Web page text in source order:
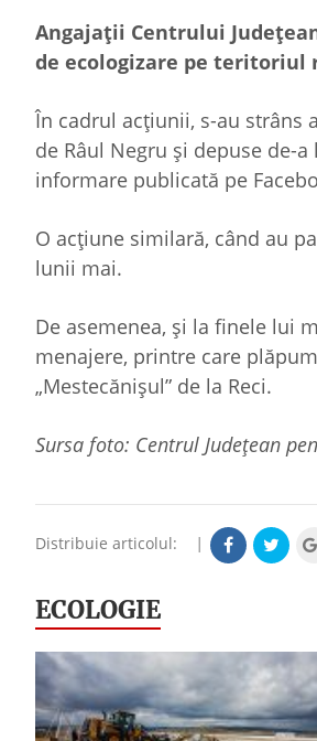
Angajaţii Centrului
de ecologizare pe teritoriul
În cadrul acțiunii, s-au strâns
de Râul Negru şi depuse de-
informare publicată pe
O acțiune similară, când au
lunii mai.
De asemenea, și la finele lui
menajere, printre care
„Mestecănişul” de la Reci.
Sursa foto: Centrul Judeţean
Distribuie articolul: |
ECOLOGIE